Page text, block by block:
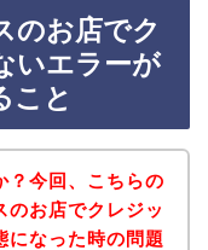
のお店でク
いエラーが
こと
？今回、こちらの
のお店でクレジッ
になった時の問題